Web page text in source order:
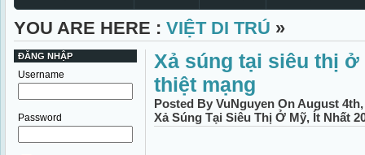
YOU ARE HERE : VIỆT DI TRÚ »
ĐĂNG NHẬP
Username
Password
Xả súng tại siêu thị
thiệt mạng
Posted By VuNguyen On August
Xả Súng Tại Siêu Thị Ở Mỹ, Ít Nhất